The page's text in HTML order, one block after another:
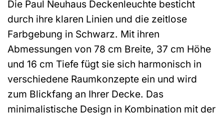
Die Paul Neuhaus Deckenleuchte besticht
durch ihre klaren Linien und die zeitlose
Farbgebung in Schwarz. Mit ihren
Abmessungen von 78 cm Breite, 37 cm Höhe
und 16 cm Tiefe fügt sie sich harmonisch in
verschiedene Raumkonzepte ein und wird
zum Blickfang an Ihrer Decke. Das
minimalistische Design in Kombination mit der